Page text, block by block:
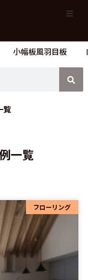
小幅板風羽目板
覧
一覧
フローリング